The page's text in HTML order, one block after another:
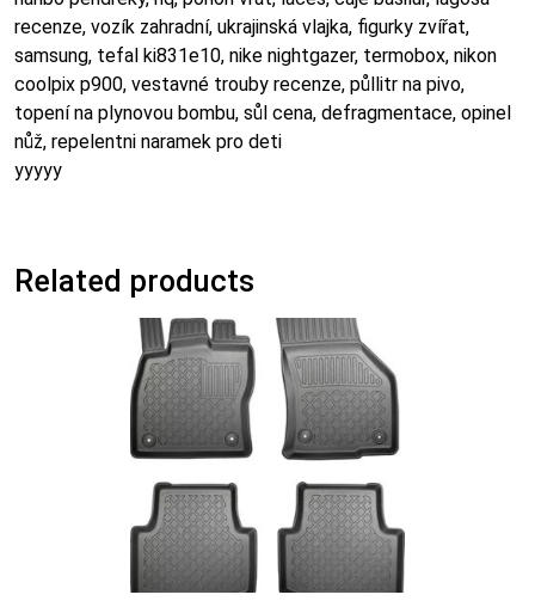
recenze, vozík zahradní, ukrajinská vlajka, figurky zvířat,
samsung, tefal ki831e10, nike nightgazer, termobox, nikon
coolpix p900, vestavné trouby recenze, půllitr na pivo,
topení na plynovou bombu, sůl cena, defragmentace, opinel
nůž, repelentni naramek pro deti
yyyyy
Related products